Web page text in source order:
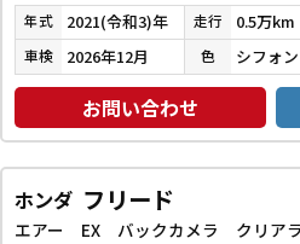
年式 2021(令和3)年 走行 0.5万km
車検 2026年12月 色
お問い合わせ
ホンダ フリード